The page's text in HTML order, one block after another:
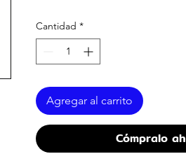
Cantidad *
Agregar al carrito
Cómpralo